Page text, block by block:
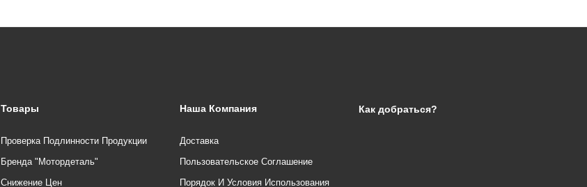
Товары
Проверка Подлинности Продукции
Бренда "Мотордеталь"
Снижение Цен
Наша Компания
Доставка
Пользовательское Соглашение
Порядок И Условия Использования
Как добраться?